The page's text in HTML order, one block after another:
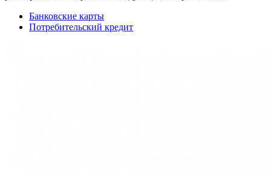
Банковские карты
Потребительский кредит